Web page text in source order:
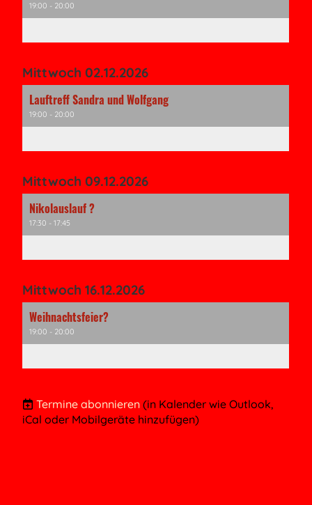
19:00 - 20:00
Mittwoch 02.12.2026
Lauftreff Sandra und Wolfgang
19:00 - 20:00
Mittwoch 09.12.2026
Nikolauslauf ?
17:30 - 17:45
Mittwoch 16.12.2026
Weihnachtsfeier?
19:00 - 20:00
Termine abonnieren (in Kalender wie Outlook,
iCal oder Mobilgeräte hinzufügen)